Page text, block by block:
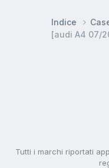
Indice
[audi A4 07/
Tutti i marchi riportati